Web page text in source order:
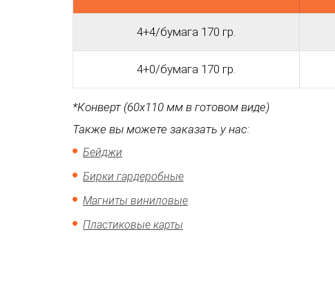
4+4/бумага 170 гр.
4+0/бумага 170 гр.
*Конверт (60х110 мм в готовом виде)
Также вы можете заказать у нас:
Бейджи
Бирки гардеробные
Магниты виниловые
Пластиковые карты